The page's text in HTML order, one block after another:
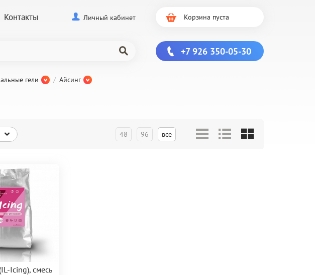
Контакты Личный кабинет Корзина пуста
+7 926 350-05-30
гели Айсинг
48 96 все
Icing), смесь